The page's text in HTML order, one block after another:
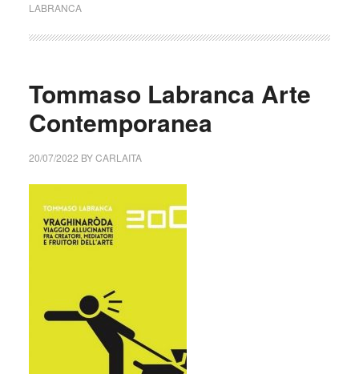
LABRANCA
Tommaso Labranca Arte
Contemporanea
20/07/2022 BYCARLAITA